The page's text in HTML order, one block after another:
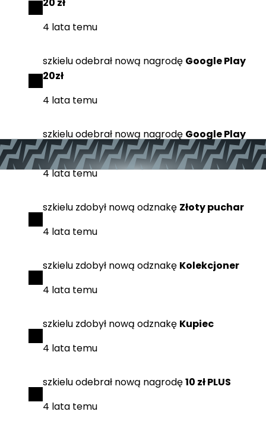
4 lata temu
szkieluodebrał nową nagrodę Google Play
20zł
4 lata temu
szkieluodebrał nową nagrodę Google Play
20zł
4 lata temu
szkielu zdobył nową odznakę Złoty puchar
4 lata temu
szkielu zdobył nową odznakę Kolekcjoner
4 lata temu
szkielu zdobył nową odznakę Kupiec
4 lata temu
szkieluodebrał nową nagrodę10 zł PLUS
4 lata temu